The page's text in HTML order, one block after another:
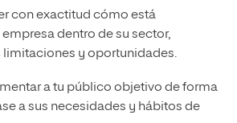
con exactitud cómo está
dentro de su sector,
limitaciones y oportunidades.
a tu público objetivo de forma
a sus necesidades y hábitos de